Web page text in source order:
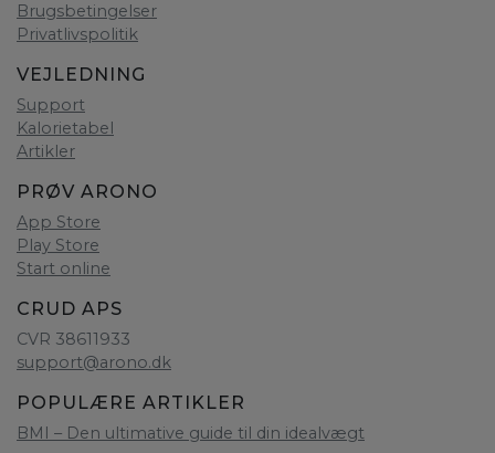
Brugsbetingelser
Privatlivspolitik
VEJLEDNING
Support
Kalorietabel
Artikler
PRØV ARONO
App Store
Play Store
Start online
CRUD APS
CVR 38611933
support@arono.dk
POPULÆRE ARTIKLER
BMI – Den ultimative guide til din idealvægt